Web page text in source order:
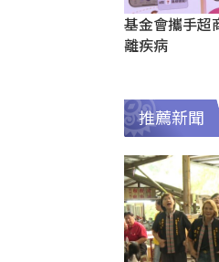
基金會攜手超
離疾病
推薦新聞